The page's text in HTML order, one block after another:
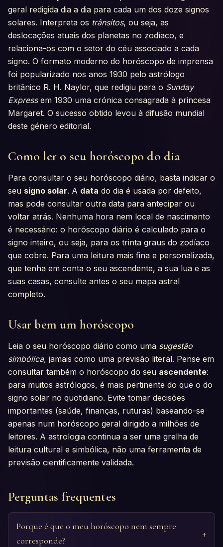
geral redigida dia a dia para cada um dos doze signos
solares. Interpreta os trânsitos, ou seja, as
deslocações atuais dos planetas no zodíaco, e
relaciona-os com o setor do céu associado a cada
signo. O formato moderno do horóscopo de imprensa
foi popularizado nos anos 1930 pelo astrólogo
britânico R. H. Naylor, que redigiu para o Sunday
Expressem 1930 uma crónica consagrada à princesa
Margaret. O sucesso obtido levou à difusão mundial
deste género editorial.
Como ler o seu horóscopo do dia
Para consultar o seu horóscopo diário, basta indicar o
seu signo solar. A data do dia é usada por defeito,
mas pode consultar outra data para antecipar ou
voltar atrás. Nenhuma hora nem local de nascimento
é necessário: o horóscopo diário é calculado para o
signo inteiro, ou seja, para os trinta graus do zodíaco
que cobre. Para uma leitura mais fina e personalizada,
que tenha em conta o seu ascendente, a sua lua e as
suas casas, consulte antes o seu mapa astral
completo.
Usar bem um horóscopo
Leia o seu horóscopo diário como uma sugestão
simbólica, jamais como uma previsão literal. Pense em
consultar também o horóscopo do seu ascendente:
para muitos astrólogos, é mais pertinente do que o do
signo solar no quotidiano. Evite tomar decisões
importantes (saúde, finanças, ruturas) baseando-se
apenas num horóscopo geral dirigido a milhões de
leitores. A astrologia continua a ser uma grelha de
leitura cultural e simbólica, não uma ferramenta de
previsão cientificamente validada.
Perguntas frequentes
Porque é que o meu horóscopo nem sempre
corresponde?